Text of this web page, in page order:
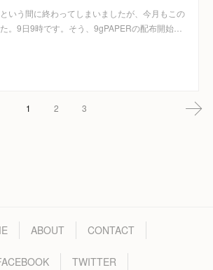
いう間に終わってしまいましたが、今月もこの
。9日9時です。そう、9gPAPERの配布開始…
1 2 3
ABOUT CONTACT
TWITTER